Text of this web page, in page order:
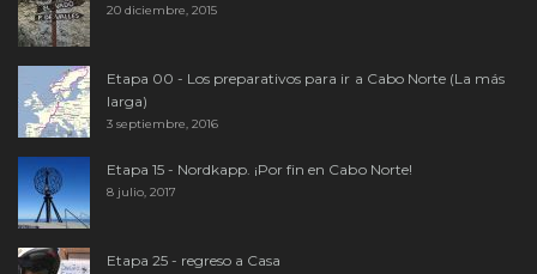
20 diciembre, 2015
Etapa 00 - Los preparativos para ir a Cabo Norte (La más
larga)
3 septiembre, 2016
Etapa 15 - Nordkapp. ¡Por fin en Cabo Norte!
8 julio, 2017
Etapa 25 - regreso a Casa